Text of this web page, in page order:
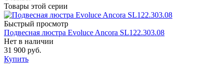
Товары этой серии
Быстрый просмотр
Подвесная люстра Evoluce Ancora SL122.303.08
Нет в наличии
31 900 руб.
Купить